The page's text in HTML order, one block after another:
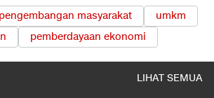
pengembangan masyarakat
umkm
pemberdayaan ekonomi
LIHAT SEMUA